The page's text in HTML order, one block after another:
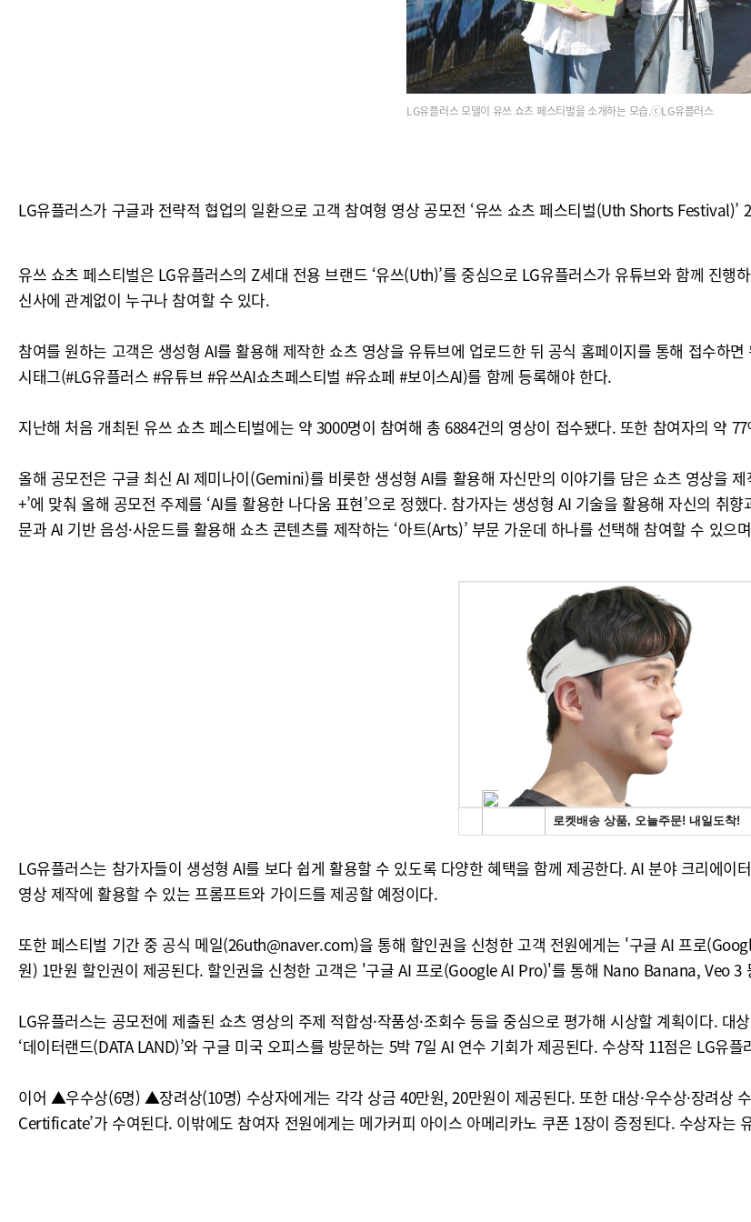
LG유플러스 모델이 유쓰 쇼츠 페스티벌을 소개하는 모습.ⓒLG유플러스
LG유플러스가 구글과 전략적 협업의 일환으로 고객 참여형 영상 공모전 ‘유쓰 쇼츠 페스티벌(Uth Shorts Festival)’
유쓰 쇼츠 페스티벌은 LG유플러스의 Z세대 전용 브랜드 ‘유쓰(Uth)’를 중심으로 LG유플러스가 유튜브와 함께 진
신사에 관계없이 누구나 참여할 수 있다.
참여를 원하는 고객은 생성형 AI를 활용해 제작한 쇼츠 영상을 유튜브에 업로드한 뒤 공식 홈페이지를 통해 접수하
시태그(#LG유플러스 #유튜브 #유쓰AI쇼츠페스티벌 #유쇼페 #보이스AI)를 함께 등록해야 한다.
지난해 처음 개최된 유쓰 쇼츠 페스티벌에는 약 3000명이 참여해 총 6884건의 영상이 접수됐다. 또한 참여자의 약
올해 공모전은 구글 최신 AI 제미나이(Gemini)를 비롯한 생성형 AI를 활용해 자신만의 이야기를 담은 쇼츠 영상을
+’에 맞춰 올해 공모전 주제를 ‘AI를 활용한 나다움 표현’으로 정했다. 참가자는 생성형 AI 기술을 활용해 자신의 취
문과 AI 기반 음성·사운드를 활용해 쇼츠 콘텐츠를 제작하는 ‘아트(Arts)’ 부문 가운데 하나를 선택해 참여할 수 있으
LG유플러스는 참가자들이 생성형 AI를 보다 쉽게 활용할 수 있도록 다양한 혜택을 함께 제공한다. AI 분야 크리에이
영상 제작에 활용할 수 있는 프롬프트와 가이드를 제공할 예정이다.
또한 페스티벌 기간 중 공식 메일(26uth@naver.com)을 통해 할인권을 신청한 고객 전원에게는 '구글 AI 프로
원) 1만원 할인권이 제공된다. 할인권을 신청한 고객은 '구글 AI 프로(Google AI Pro)'를 통해 Nano Banana, Veo 3
LG유플러스는 공모전에 제출된 쇼츠 영상의 주제 적합성·작품성·조회수 등을 중심으로 평가해 시상할 계획이다.
‘데이터랜드(DATA LAND)’와 구글 미국 오피스를 방문하는 5박 7일 AI 연수 기회가 제공된다. 수상작 11점은 LG유
이어 ▲우수상(6명) ▲장려상(10명) 수상자에게는 각각 상금 40만원, 20만원이 제공된다. 또한 대상·우수상·장려상
Certificate’가 수여된다. 이밖에도 참여자 전원에게는 메가커피 아이스 아메리카노 쿠폰 1장이 증정된다. 수상자는